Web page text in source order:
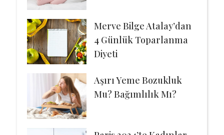
Merve Bilge Atalay’dan
4 Günlük Toparlanma
Diyeti
Aşırı Yeme Bozukluk
Mu? Bağımlılık Mı?